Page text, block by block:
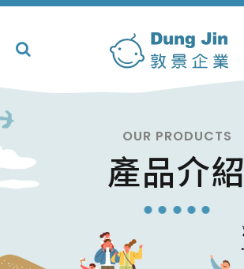
OUR PRODUCTS
產品介紹